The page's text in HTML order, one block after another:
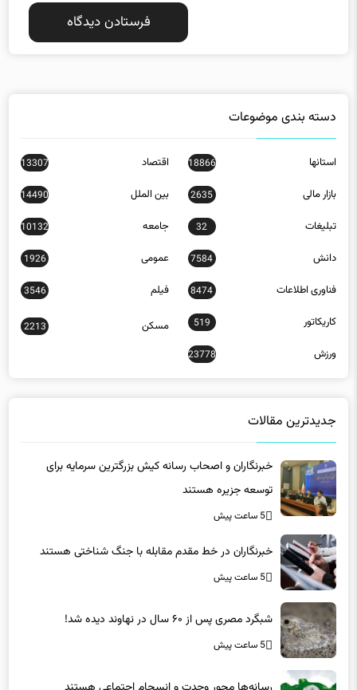
دسته بندی موضوعات
استانها 18866 اقتصاد 13307
بازار مالی 2635 بین الملل 14490
تبلیغات 32 جامعه 10132
دانش 7584 عمومی 1926
فناوری اطلاعات 8474 فیلم 3546
کاریکاتور 519 مسکن 2213
ورزش 23778
جدیدترین مقالات
خبرنگاران و اصحاب رسانه کیش بزرگترین سرمایه برای
توسعه جزیره هستند
5 ساعت پیش
خبرنگاران در خط مقدم مقابله با جنگ شناختی هستند
5 ساعت پیش
شبگرد مصری پس از ۶۰ سال در نهاوند دیده شد!
5 ساعت پیش